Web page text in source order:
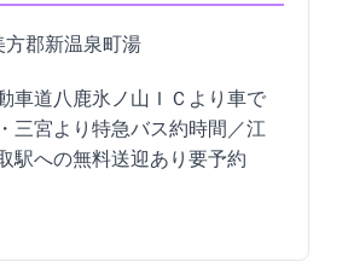
郡新温泉町湯1535
車道八鹿氷ノ山ＩＣより車で50
三宮より特急バス約3時間／JR江
駅への無料送迎あり(要予約)